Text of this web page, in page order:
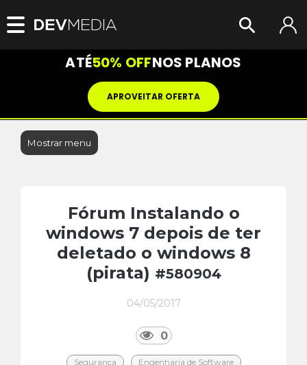
ATÉ50% OFFNOS PLANOS
APROVEITAR OFERTA
Mostrar menu
Fórum Instalando o
windows 7 depois de ter
deletado o windows 8
(pirata) #580904
04/05/2017
0
Segurança Engenharia de Software